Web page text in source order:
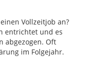
Vollzeitjob an?
entrichtet und es
abgezogen. Oft
im Folgejahr.